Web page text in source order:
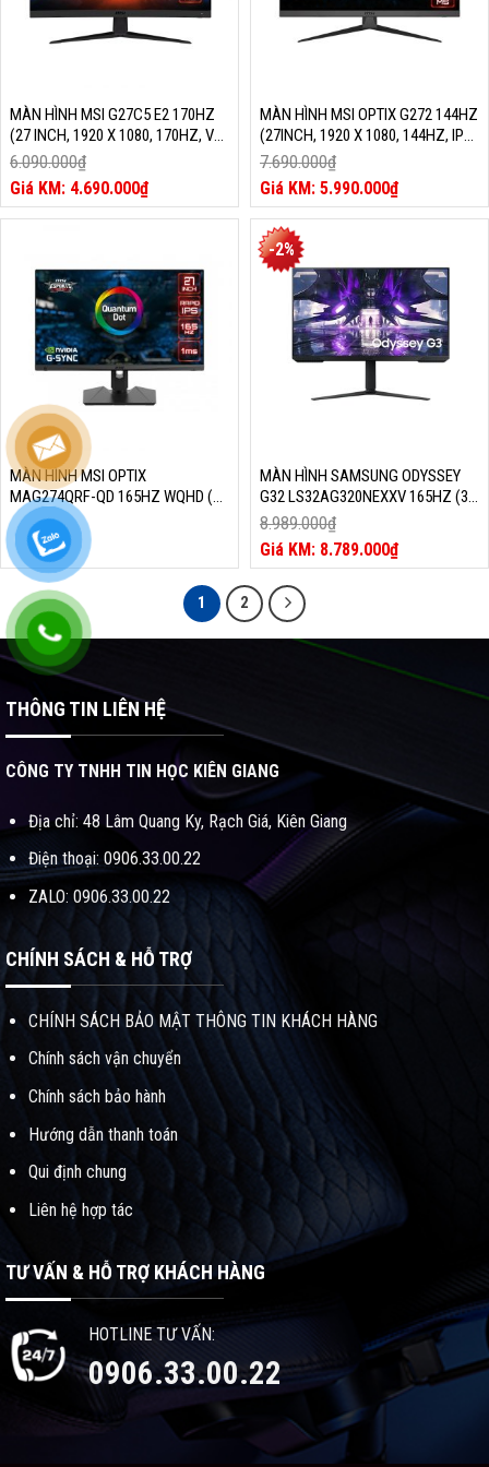
MÀN HÌNH MSI G27C5 E2 170HZ
(27 INCH, 1920 X 1080, 170HZ, VA,
1MS)
6.090.000₫
Giá
gốc
là:
4.690.000₫
Giá
hiện
4.690.000₫.
MÀN HÌNH MSI OPTIX G272 144HZ
(27INCH, 1920 X 1080, 144HZ, IPS,
1MS)
7.690.000₫
Giá
gốc
là:
7.690.000₫.
5.990.000₫
Giá
hiện
tại
là:
5.990.000₫.
MÀN HÌNH MSI OPTIX
MAG274QRF-QD 165HZ WQHD (27
INCH, 2560 X 1440, 165HZ, IPS,
1MS, QUANTUM DOT)
-2%
MÀN HÌNH SAMSUNG ODYSSEY
G32 LS32AG320NEXXV 165HZ (32
INCH, 1920 X 1080, 165HZ, VA,
1MS)
8.989.000₫
Giá
gốc
là:
8.989.000₫.
8.789.000₫
Giá
hiện
tại
là:
8.789.000₫.
1 2
THÔNG TIN LIÊN HỆ
CÔNG TY TNHH TIN HỌC KIÊN GIANG
Địa chỉ: 48 Lâm Quang Ky, Rạch Giá, Kiên Giang
Điện thoại: 0906.33.00.22
ZALO: 0906.33.00.22
CHÍNH SÁCH & HỖ TRỢ
CHÍNH SÁCH BẢO MẬT THÔNG TIN KHÁCH HÀNG
Chính sách vận chuyển
Chính sách bảo hành
Hướng dẫn thanh toán
Qui định chung
Liên hệ hợp tác
TƯ VẤN & HỖ TRỢ KHÁCH HÀNG
HOTLINE TƯ VẤN:
0906.33.00.22